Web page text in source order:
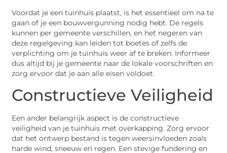
Voordat je een tuinhuis plaatst, is het essentieel om na te
gaan of je een bouwvergunning nodig hebt. De regels
kunnen per gemeente verschillen, en het negeren van
deze regelgeving kan leiden tot boetes of zelfs de
verplichting om je tuinhuis weer af te breken. Informeer
dus altijd bij je gemeente naar de lokale voorschriften en
zorg ervoor dat je aan alle eisen voldoet.
Constructieve Veiligheid
Een ander belangrijk aspect is de constructieve
veiligheid van je tuinhuis met overkapping. Zorg ervoor
dat het ontwerp bestand is tegen weersinvloeden zoals
harde wind, sneeuw en regen. Een stevige fundering en